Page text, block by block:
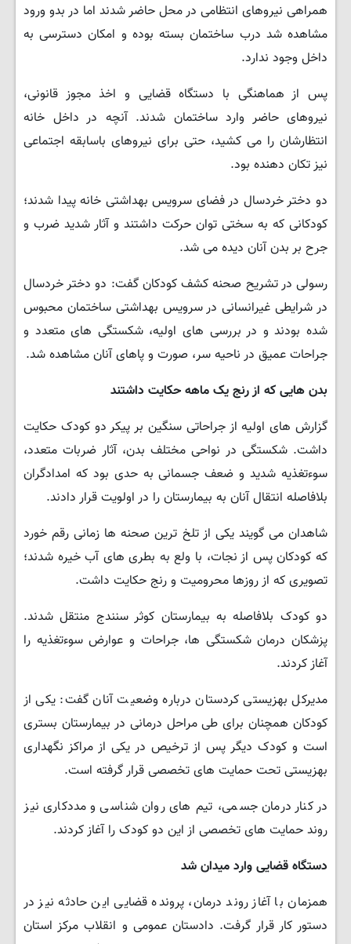
همراهی نیروهای انتظامی در محل حاضر شدند اما در بدو ورود
مشاهده شد درب ساختمان بسته بوده و امکان دسترسی به
داخل وجود ندارد.
پس از هماهنگی با دستگاه قضایی و اخذ مجوز قانونی،
نیروهای حاضر وارد ساختمان شدند. آنچه در داخل خانه
انتظارشان را می کشید، حتی برای نیروهای باسابقه اجتماعی
نیز تکان دهنده بود.
دو دختر خردسال در فضای سرویس بهداشتی خانه پیدا شدند؛
کودکانی که به سختی توان حرکت داشتند و آثار شدید ضرب و
جرح بر بدن آنان دیده می شد.
رسولی در تشریح صحنه کشف کودکان گفت: دو دختر خردسال
در شرایطی غیرانسانی در سرویس بهداشتی ساختمان محبوس
شده بودند و در بررسی های اولیه، شکستگی های متعدد و
جراحات عمیق در ناحیه سر، صورت و پاهای آنان مشاهده شد.
بدن هایی که از رنج یک ماهه حکایت داشتند
گزارش های اولیه از جراحاتی سنگین بر پیکر دو کودک حکایت
داشت. شکستگی در نواحی مختلف بدن، آثار ضربات متعدد،
سوءتغذیه شدید و ضعف جسمانی به حدی بود که امدادگران
بلافاصله انتقال آنان به بیمارستان را در اولویت قرار دادند.
شاهدان می گویند یکی از تلخ ترین صحنه ها زمانی رقم خورد
که کودکان پس از نجات، با ولع به بطری های آب خیره شدند؛
تصویری که از روزها محرومیت و رنج حکایت داشت.
دو کودک بلافاصله به بیمارستان کوثر سنندج منتقل شدند.
پزشکان درمان شکستگی ها، جراحات و عوارض سوءتغذیه را
آغاز کردند.
مدیرکل بهزیستی کردستان درباره وضعیت آنان گفت: یکی از
کودکان همچنان برای طی مراحل درمانی در بیمارستان بستری
است و کودک دیگر پس از ترخیص در یکی از مراکز نگهداری
بهزیستی تحت حمایت های تخصصی قرار گرفته است.
در کنار درمان جسمی، تیم های روان شناسی و مددکاری نیز
روند حمایت های تخصصی از این دو کودک را آغاز کردند.
دستگاه قضایی وارد میدان شد
همزمان با آغاز روند درمان، پرونده قضایی این حادثه نیز در
دستور کار قرار گرفت. دادستان عمومی و انقلاب مرکز استان